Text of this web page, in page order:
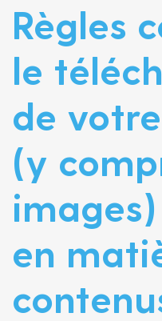
Règles
le
de
(y
images)
en